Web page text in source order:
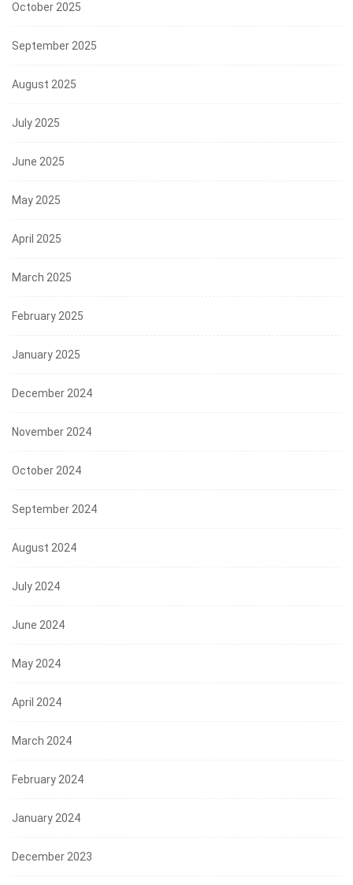
October 2025
September 2025
August 2025
July 2025
June 2025
May 2025
April 2025
March 2025
February 2025
January 2025
December 2024
November 2024
October 2024
September 2024
August 2024
July 2024
June 2024
May 2024
April 2024
March 2024
February 2024
January 2024
December 2023